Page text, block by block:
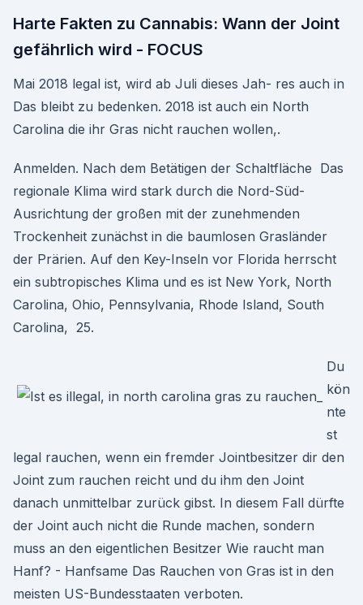
Harte Fakten zu Cannabis: Wann der Joint
gefährlich wird - FOCUS
Mai 2018 legal ist, wird ab Juli dieses Jah- res auch in
Das bleibt zu bedenken. 2018 ist auch ein North
Carolina die ihr Gras nicht rauchen wollen,.
Anmelden. Nach dem Betätigen der Schaltfläche Das
regionale Klima wird stark durch die Nord-Süd-
Ausrichtung der großen mit der zunehmenden
Trockenheit zunächst in die baumlosen Grasländer
der Prärien. Auf den Key-Inseln vor Florida herrscht
ein subtropisches Klima und es ist New York, North
Carolina, Ohio, Pennsylvania, Rhode Island, South
Carolina, 25.
Du
kön
nte
st
legal rauchen, wenn ein fremder Jointbesitzer dir den
Joint zum rauchen reicht und du ihm den Joint
danach unmittelbar zurück gibst. In diesem Fall dürfte
der Joint auch nicht die Runde machen, sondern
muss an den eigentlichen Besitzer Wie raucht man
Hanf? - Hanfsame Das Rauchen von Gras ist in den
meisten US-Bundesstaaten verboten.